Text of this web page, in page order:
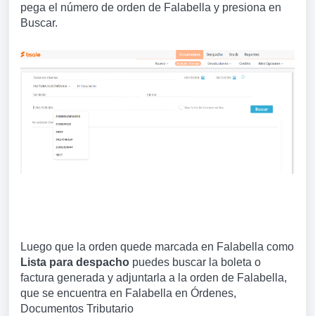
pega el número de orden de Falabella y presiona en
Buscar.
Luego que la orden quede marcada en Falabella como
Lista para despacho puedes buscar la boleta o
factura generada y adjuntarla a la orden de Falabella,
que se encuentra en Falabella en Órdenes,
Documentos Tributario